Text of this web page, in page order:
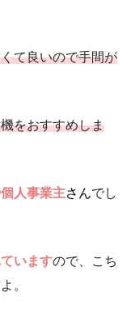
て良いので手間が
をおすすめしま
人事業主さんでし
いますので、こち
。